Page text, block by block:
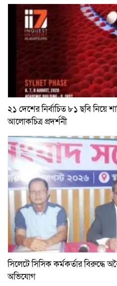
২১ দেশের নির্বাচিত ৮১ ছবি নিয়ে
আলোকচিত্র প্রদর্শনী
সিলেটে সিসিক কর্মকর্তার বিরুদ্ধে
অভিযোগ